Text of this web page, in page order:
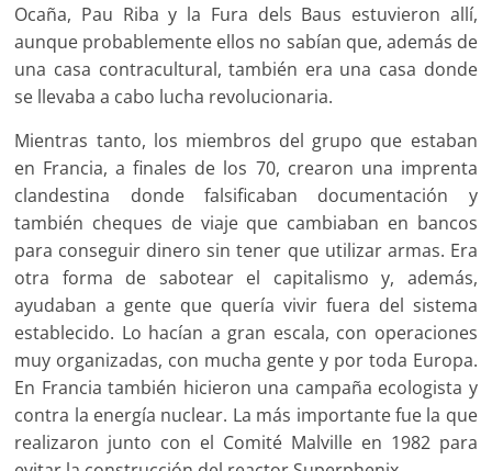
Ocaña, Pau Riba y la Fura dels Baus estuvieron allí,
aunque probablemente ellos no sabían que, además de
una casa contracultural, también era una casa donde
se llevaba a cabo lucha revolucionaria.
Mientras tanto, los miembros del grupo que estaban
en Francia, a finales de los 70, crearon una imprenta
clandestina donde falsificaban documentación y
también cheques de viaje que cambiaban en bancos
para conseguir dinero sin tener que utilizar armas. Era
otra forma de sabotear el capitalismo y, además,
ayudaban a gente que quería vivir fuera del sistema
establecido. Lo hacían a gran escala, con operaciones
muy organizadas, con mucha gente y por toda Europa.
En Francia también hicieron una campaña ecologista y
contra la energía nuclear. La más importante fue la que
realizaron junto con el Comité Malville en 1982 para